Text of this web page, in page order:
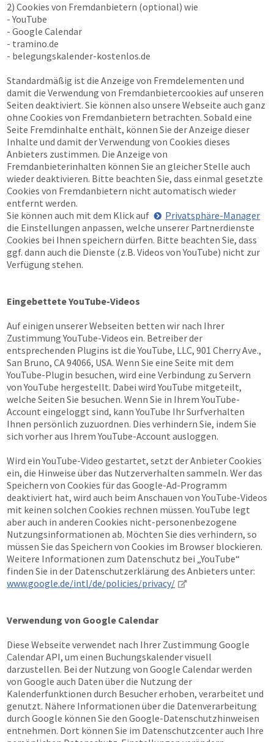
2) Cookies von Fremdanbietern (optional) wie
- YouTube
- Google Calendar
- tramino.de
- belegungskalender-kostenlos.de
Standardmäßig ist die Anzeige von Fremdelementen und
damit die Verwendung von Fremdanbietercookies auf unseren
Seiten deaktiviert. Sie können also unsere Webseite auch ganz
ohne Cookies von Fremdanbietern betrachten. Sobald eine
Seite Fremdinhalte enthält, können Sie der Anzeige dieser
Inhalte und damit der Verwendung von Cookies dieses
Anbieters zustimmen. Die Anzeige von
Fremdanbieterinhalten können Sie an gleicher Stelle auch
wieder deaktivieren. Bitte beachten Sie, dass einmal gesetzte
Cookies von Fremdanbietern nicht automatisch wieder
entfernt werden.
Sie können auch mit dem Klick auf
Privatsphäre-Manager
die Einstellungen anpassen, welche unserer Partnerdienste
Cookies bei Ihnen speichern dürfen. Bitte beachten Sie, dass
ggf. dann auch die Dienste (z.B. Videos von YouTube) nicht zur
Verfügung stehen.
Eingebettete YouTube-Videos
Auf einigen unserer Webseiten betten wir nach Ihrer
Zustimmung YouTube-Videos ein. Betreiber der
entsprechenden Plugins ist die YouTube, LLC, 901 Cherry Ave.,
San Bruno, CA 94066, USA. Wenn Sie eine Seite mit dem
YouTube-Plugin besuchen, wird eine Verbindung zu Servern
von YouTube hergestellt. Dabei wird YouTube mitgeteilt,
welche Seiten Sie besuchen. Wenn Sie in Ihrem YouTube-
Account eingeloggt sind, kann YouTube Ihr Surfverhalten
Ihnen persönlich zuzuordnen. Dies verhindern Sie, indem Sie
sich vorher aus Ihrem YouTube-Account ausloggen.
Wird ein YouTube-Video gestartet, setzt der Anbieter Cookies
ein, die Hinweise über das Nutzerverhalten sammeln. Wer das
Speichern von Cookies für das Google-Ad-Programm
deaktiviert hat, wird auch beim Anschauen von YouTube-Videos
mit keinen solchen Cookies rechnen müssen. YouTube legt
aber auch in anderen Cookies nicht-personenbezogene
Nutzungsinformationen ab. Möchten Sie dies verhindern, so
müssen Sie das Speichern von Cookies im Browser blockieren.
Weitere Informationen zum Datenschutz bei „YouTube“
finden Sie in der Datenschutzerklärung des Anbieters unter:
www.google.de/intl/de/policies/privacy/
Verwendung von Google Calendar
Diese Webseite verwendet nach Ihrer Zustimmung Google
Calendar API, um einen Buchungskalender visuell
darzustellen. Bei der Nutzung von Google Calendar werden
von Google auch Daten über die Nutzung der
Kalenderfunktionen durch Besucher erhoben, verarbeitet und
genutzt. Nähere Informationen über die Datenverarbeitung
durch Google können Sie den Google-Datenschutzhinweisen
entnehmen. Dort können Sie im Datenschutzcenter auch Ihre